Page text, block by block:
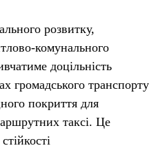
розвитку,
комунального
доцільність
громадського транспорту
покриття для
таксі. Це